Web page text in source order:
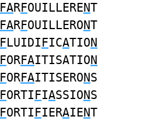
FARFOUILLERENT
FARFOUILLERONT
FLUIDIFICATION
FORFAITISATION
FORFAITISERONS
FORTIFIASSIONS
FORTIFIERAIENT